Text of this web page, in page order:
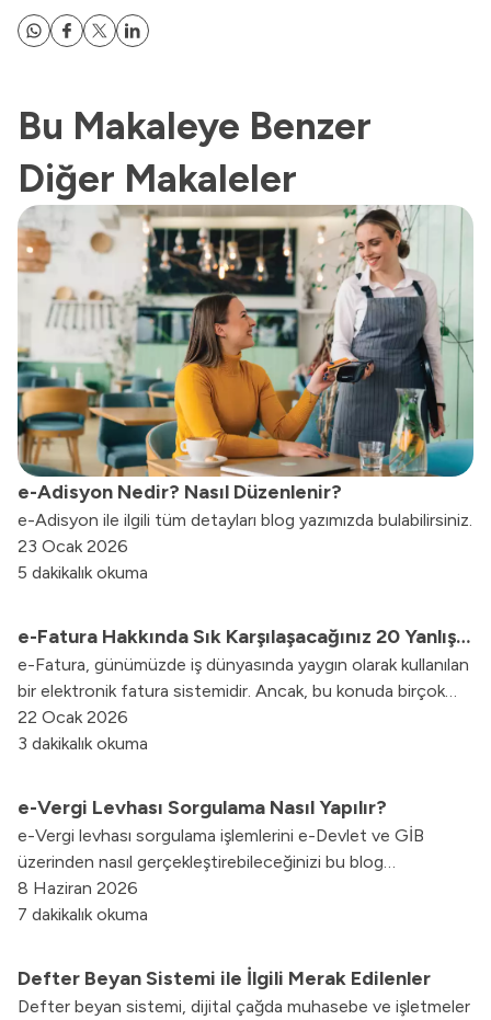
Bu Makaleye Benzer
Diğer Makaleler
e-Adisyon Nedir? Nasıl Düzenlenir?
e-Adisyon ile ilgili tüm detayları blog yazımızda bulabilirsiniz.
23 Ocak 2026
5 dakikalık okuma
e-Fatura Hakkında Sık Karşılaşacağınız 20 Yanlış
Bilgi
e-Fatura, günümüzde iş dünyasında yaygın olarak kullanılan
bir elektronik fatura sistemidir. Ancak, bu konuda birçok
yanlış bilgi dolaşmaktadır.
22 Ocak 2026
3 dakikalık okuma
e-Vergi Levhası Sorgulama Nasıl Yapılır?
e-Vergi levhası sorgulama işlemlerini e-Devlet ve GİB
üzerinden nasıl gerçekleştirebileceğinizi bu blog
içeriğimizde keşfedin.
8 Haziran 2026
7 dakikalık okuma
Defter Beyan Sistemi ile İlgili Merak Edilenler
Defter beyan sistemi, dijital çağda muhasebe ve işletmeler